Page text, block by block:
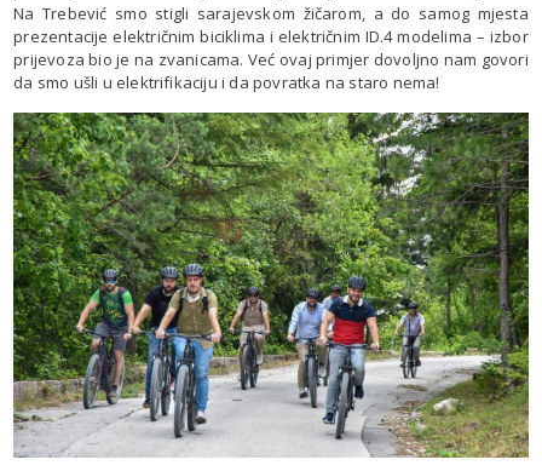
Na Trebević smo stigli sarajevskom žičarom, a do samog mjesta
prezentacije električnim biciklima i električnim ID.4 modelima – izbor
prijevoza bio je na zvanicama. Već ovaj primjer dovoljno nam govori
da smo ušli u elektrifikaciju i da povratka na staro nema!